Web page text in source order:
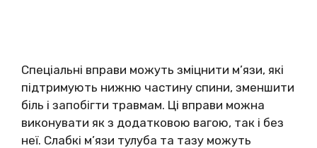
Спеціальні вправи можуть зміцнити м’язи, які
підтримують нижню частину спини, зменшити
біль і запобігти травмам. Ці вправи можна
виконувати як з додатковою вагою, так і без
неї. Слабкі м’язи тулуба та тазу можуть